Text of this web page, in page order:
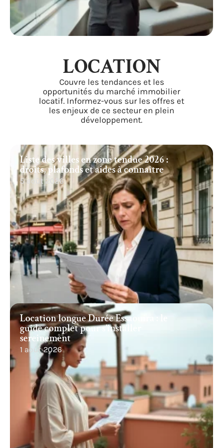
LOCATION
Couvre les tendances et les
opportunités du marché immobilier
locatif. Informez-vous sur les offres et
les enjeux de ce secteur en plein
développement.
Liste des villes en zone tendue 2026 :
droits, plafonds et aides à connaître
5 août 2026
Location longue Durée Essaouira : le
guide complet pour s’installer
sereinement
1 août 2026